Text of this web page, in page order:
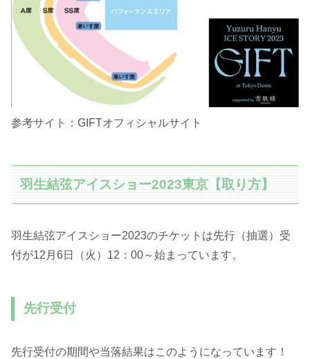
参考サイト：GIFTオフィシャルサイト
羽生結弦アイスショー2023東京【取り方】
羽生結弦アイスショー2023のチケットは先行（抽選）受
付が12月6日（火）12：00～始まっています。
先行受付
先行受付の期間や当落結果はこのようになっています！